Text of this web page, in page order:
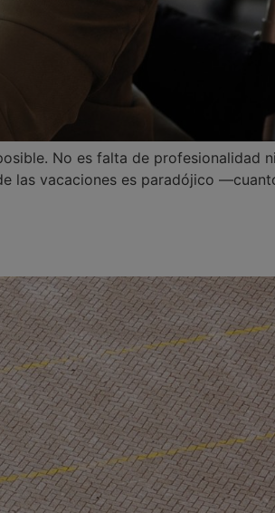
No es falta de profesionalidad ni
las vacaciones es paradójico